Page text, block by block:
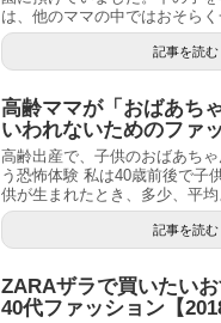
は、他のママの中ではおそら
記事を読む
高齢ママが「おばあち
いわれないためのファ
高齢出産で、子供のおばあち
う恐怖体験 私は40歳前後で子
供が生まれたとき、多少、平
記事を読む
ZARAザラで買いたい
40代ファッション【